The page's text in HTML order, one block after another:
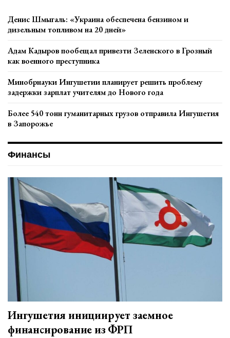
Денис Шмыгаль: «Украина обеспечена бензином и
дизельным топливом на 20 дней»
Адам Кадыров пообещал привезти Зеленского в Грозный
как военного преступника
Минобрнауки Ингушетии планирует решить проблему
задержки зарплат учителям до Нового года
Более 540 тонн гуманитарных грузов отправила Ингушетия
в Запорожье
Финансы
Ингушетия инициирует заемное
финансирование из ФРП